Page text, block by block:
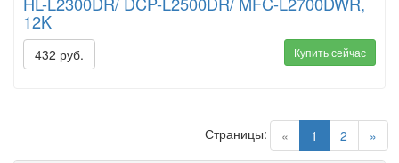
12K
432 руб. Купить сейчас
« 1 (current)
2 »
Страницы: